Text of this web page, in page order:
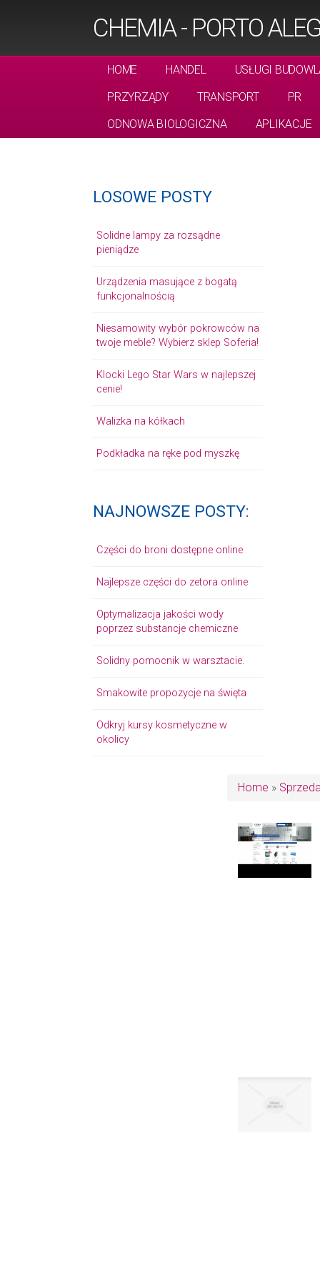
CHEMIA - PORTO
HOME HANDEL
USŁUGI
PRZYRZĄDY
TRANSPORT
PR
ODNOWA BIOLOGICZNA
APLIKACJE
LOSOWE POSTY
Solidne lampy za rozsądne
pieniądze
Urządzenia masujące z bogatą
funkcjonalnością
Niesamowity wybór pokrowców na
twoje meble? Wybierz sklep Soferia!
Klocki Lego Star Wars w najlepszej
cenie!
Walizka na kółkach
Podkładka na ręke pod myszkę
NAJNOWSZE POSTY:
Części do broni dostępne online
Najlepsze części do zetora online
Optymalizacja jakości wody
poprzez substancje chemiczne
Solidny pomocnik w warsztacie.
Smakowite propozycje na święta
Odkryj kursy kosmetyczne w
okolicy
Home »